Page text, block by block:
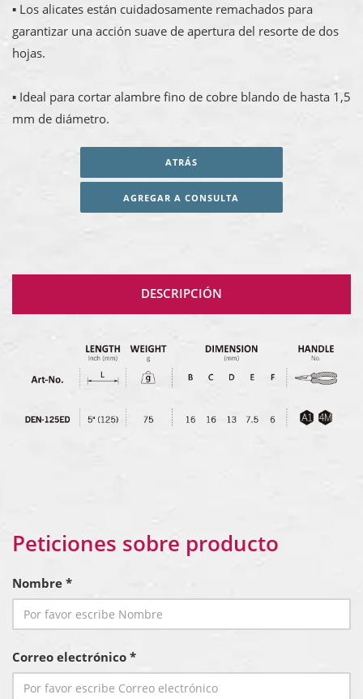
▪ Los alicates están cuidadosamente remachados para
garantizar una acción suave de apertura del resorte de dos
hojas.
▪ Ideal para cortar alambre fino de cobre blando de hasta 1,5
mm de diámetro.
ATRÁS
AGREGAR A CONSULTA
DESCRIPCIÓN
Peticiones sobre producto
Nombre *
Correo electrónico *